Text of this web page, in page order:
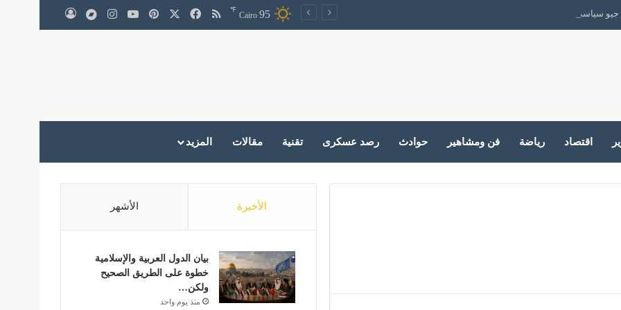
سياسي يقفل الباب على الحرب Cairo 95
℉ ملخص الموقع RSS
فيسبوك بينتيريست‫YouTubeانستقرامmedium
اقتصاد رياضة فن ومشاهير حوادث رصد عسكرى تقنية مقالات المزيد
الأخيرة الأشهر
بيان الدول العربية والإسلامية
خطوة على الطريق الصحيح
ولكن…
منذ يوم واحد